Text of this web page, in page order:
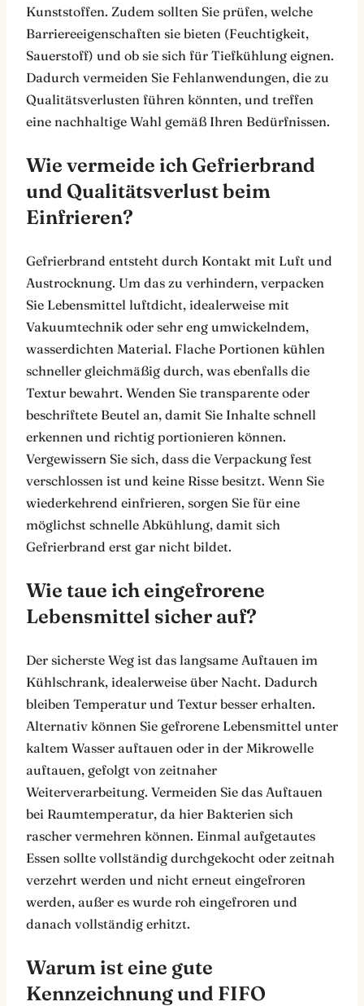
Kunststoffen. Zudem sollten Sie prüfen, welche
Barriereeigenschaften sie bieten (Feuchtigkeit,
Sauerstoff) und ob sie sich für Tiefkühlung eignen.
Dadurch vermeiden Sie Fehlanwendungen, die zu
Qualitätsverlusten führen könnten, und treffen
eine nachhaltige Wahl gemäß Ihren Bedürfnissen.
Wie vermeide ich Gefrierbrand
und Qualitätsverlust beim
Einfrieren?
Gefrierbrand entsteht durch Kontakt mit Luft und
Austrocknung. Um das zu verhindern, verpacken
Sie Lebensmittel luftdicht, idealerweise mit
Vakuumtechnik oder sehr eng umwickelndem,
wasserdichten Material. Flache Portionen kühlen
schneller gleichmäßig durch, was ebenfalls die
Textur bewahrt. Wenden Sie transparente oder
beschriftete Beutel an, damit Sie Inhalte schnell
erkennen und richtig portionieren können.
Vergewissern Sie sich, dass die Verpackung fest
verschlossen ist und keine Risse besitzt. Wenn Sie
wiederkehrend einfrieren, sorgen Sie für eine
möglichst schnelle Abkühlung, damit sich
Gefrierbrand erst gar nicht bildet.
Wie taue ich eingefrorene
Lebensmittel sicher auf?
Der sicherste Weg ist das langsame Auftauen im
Kühlschrank, idealerweise über Nacht. Dadurch
bleiben Temperatur und Textur besser erhalten.
Alternativ können Sie gefrorene Lebensmittel unter
kaltem Wasser auftauen oder in der Mikrowelle
auftauen, gefolgt von zeitnaher
Weiterverarbeitung. Vermeiden Sie das Auftauen
bei Raumtemperatur, da hier Bakterien sich
rascher vermehren können. Einmal aufgetautes
Essen sollte vollständig durchgekocht oder zeitnah
verzehrt werden und nicht erneut eingefroren
werden, außer es wurde roh eingefroren und
danach vollständig erhitzt.
Warum ist eine gute
Kennzeichnung und FIFO